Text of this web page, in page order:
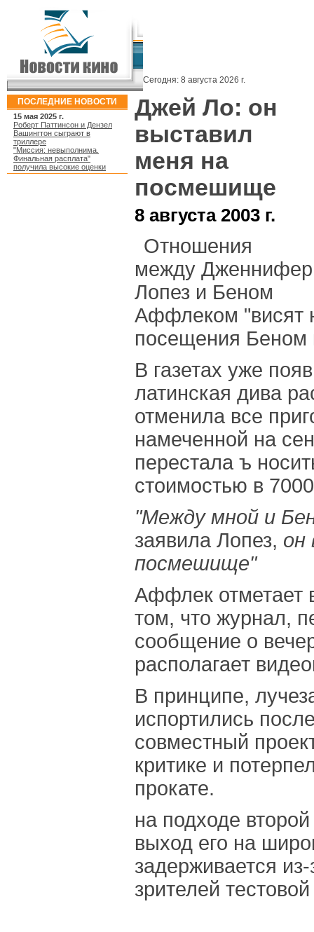
Сегодня: 8 августа 2026 г.
ПОСЛЕДНИЕ НОВОСТИ
15 мая 2025 г.
Роберт Паттинсон и Дензел
Вашингтон сыграют в
триллере
"Миссия: невыполнима.
Финальная расплата"
получила высокие оценки
Джей Ло: он
выставил
меня на
посмешище
8 августа 2003 г.
Отношения
между Дженнифер
Лопез и Беном
Аффлеком "висят
посещения Беном
В газетах уже
латинская дива
отменила все
намеченной на
перестала ъ
стоимостью в
"Между мной и
заявила Лопез, он
посмешище"
Аффлек отметает
том, что журнал,
сообщение о
располагает
В принципе,
испортились
совместный
критике и
прокате.
на подходе
выход его на
задерживается
зрителей